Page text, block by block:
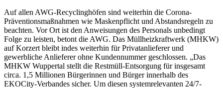
Auf allen AWG-Recyclinghöfen sind weiterhin die Corona-
Präventionsmaßnahmen wie Maskenpflicht und Abstandsregeln zu
beachten. Vor Ort ist den Anweisungen des Personals unbedingt
Folge zu leisten, betont die AWG. Das Müllheizkraftwerk (MHKW)
auf Korzert bleibt indes weiterhin für Privatanlieferer und
gewerbliche Anlieferer ohne Kundennummer geschlossen. „Das
MHKW Wuppertal stellt die Restmüll-Entsorgung für insgesamt
circa. 1,5 Millionen Bürgerinnen und Bürger innerhalb des
EKOCity-Verbandes sicher. Um diesen systemrelevanten 24/7-